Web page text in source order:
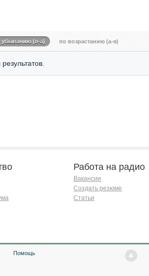
убыванию (я-а) по возрастанию (а-я)
Работа на радио
Вакансии
Создать резюме
Статьи
Помощь